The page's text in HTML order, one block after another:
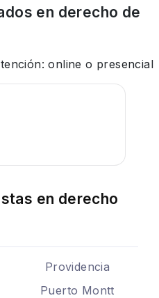
en derecho de
online o presencial
en derecho
Providencia
Puerto Montt